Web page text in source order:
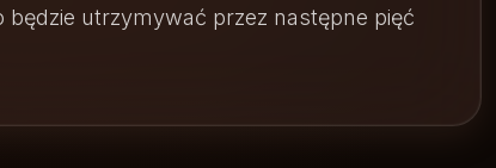
utrzymywać przez następne pięć